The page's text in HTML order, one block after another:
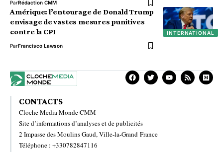
ParRédaction CMM
INTERNATIONAL
Amérique: l’entourage de Donald Trump
envisage de vastes mesures punitives
contre la CPI
ParFrancisco Lawson
CONTACTS
Cloche Media Monde CMM
Site d’informations d’analyses et de publicités
2 Impasse des Moulins Gaud, Ville-la-Grand France
Téléphone : +330782847116